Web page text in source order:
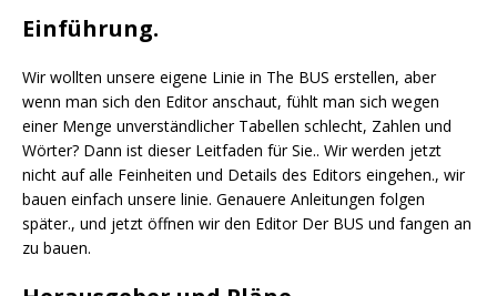
Einführung.
Wir wollten unsere eigene Linie in The BUS erstellen, aber
wenn man sich den Editor anschaut, fühlt man sich wegen
einer Menge unverständlicher Tabellen schlecht, Zahlen und
Wörter? Dann ist dieser Leitfaden für Sie.. Wir werden jetzt
nicht auf alle Feinheiten und Details des Editors eingehen., wir
bauen einfach unsere linie. Genauere Anleitungen folgen
später., und jetzt öffnen wir den Editor Der BUS und fangen an
zu bauen.